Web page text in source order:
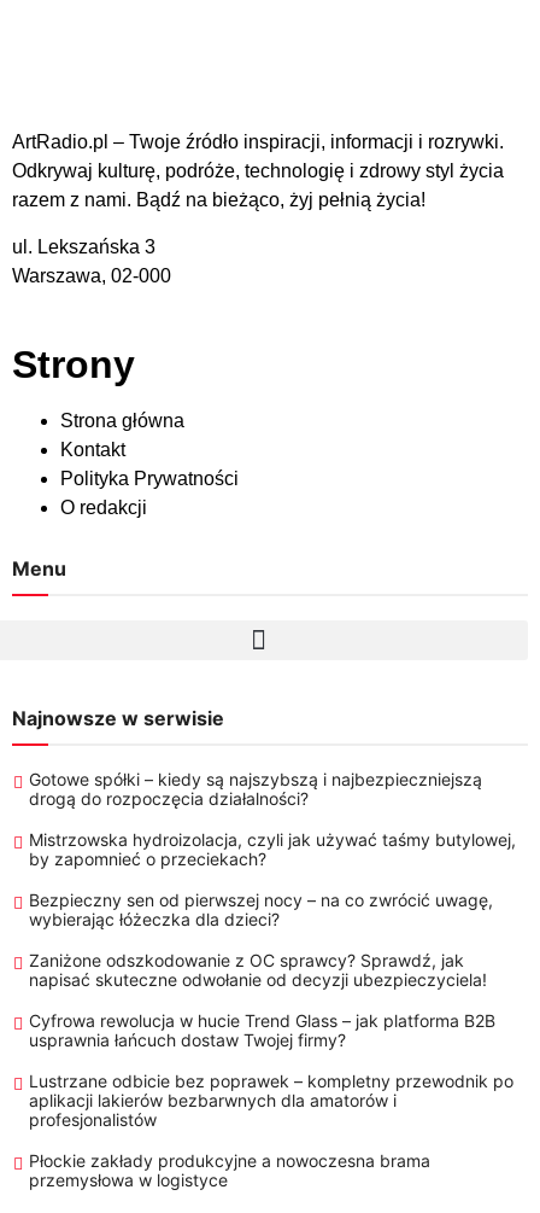
ArtRadio.pl – Twoje źródło inspiracji, informacji i rozrywki.
Odkrywaj kulturę, podróże, technologię i zdrowy styl życia
razem z nami. Bądź na bieżąco, żyj pełnią życia!
ul. Lekszańska 3
Warszawa, 02-000
Strony
Strona główna
Kontakt
Polityka Prywatności
O redakcji
Menu
Najnowsze w serwisie
Gotowe spółki – kiedy są najszybszą i najbezpieczniejszą
drogą do rozpoczęcia działalności?
Mistrzowska hydroizolacja, czyli jak używać taśmy butylowej,
by zapomnieć o przeciekach?
Bezpieczny sen od pierwszej nocy – na co zwrócić uwagę,
wybierając łóżeczka dla dzieci?
Zaniżone odszkodowanie z OC sprawcy? Sprawdź, jak
napisać skuteczne odwołanie od decyzji ubezpieczyciela!
Cyfrowa rewolucja w hucie Trend Glass – jak platforma B2B
usprawnia łańcuch dostaw Twojej firmy?
Lustrzane odbicie bez poprawek – kompletny przewodnik po
aplikacji lakierów bezbarwnych dla amatorów i
profesjonalistów
Płockie zakłady produkcyjne a nowoczesna brama
przemysłowa w logistyce